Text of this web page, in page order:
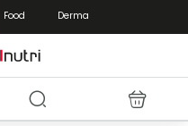
Food Derma